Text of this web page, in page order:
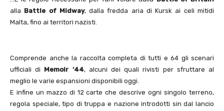
alla Battle of Midway, dalla fredda aria di Kursk ai celi mitidi
Malta, fino ai territori nazisti.
Comprende anche la raccolta completa di tutti e 64 gli scenari
ufficiali di Memoir ‘44, alcuni dei quali rivisti per sfruttare al
meglio le varie espansioni disponibili oggi.
E infine un mazzo di 12 carte che descrive ogni singolo terreno,
regola speciale, tipo di truppa e nazione introdotti sin dal lancio